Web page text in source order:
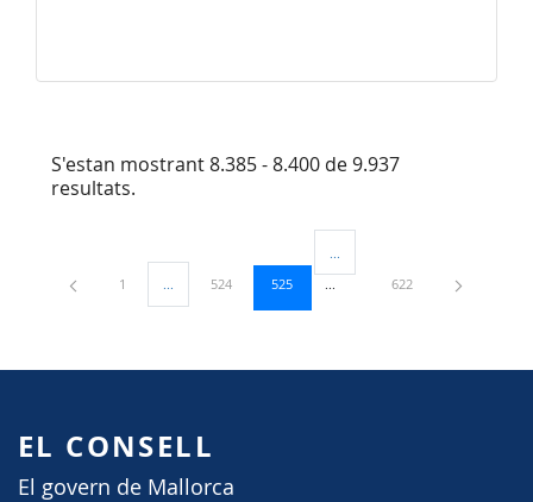
S'estan mostrant 8.385 - 8.400 de 9.937
resultats.
Pàgina
1 ...Pàgines intermèdies Utilitzeu TAB per navegar.
Pàgina
524 Pàgina
525
Pàgines intermèdies Utilitzeu
Pàgina
622
EL CONSELL
El govern de Mallorca